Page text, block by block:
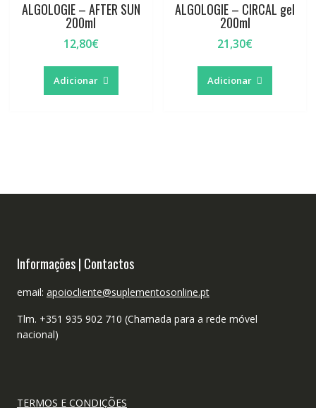
ALGOLOGIE – AFTER SUN
200ml
12,80€
Adicionar
ALGOLOGIE – CIRCAL gel
200ml
21,30€
Adicionar
Informações | Contactos
email: apoiocliente@suplementosonline.pt
Tlm. +351 935 902 710 (Chamada para a rede móvel
nacional)
TERMOS E CONDIÇÕES